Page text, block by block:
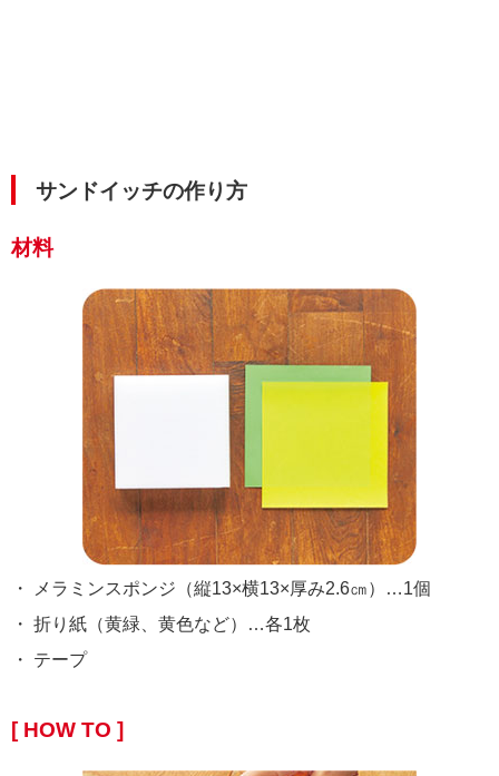
サンドイッチの作り方
材料
・ メラミンスポンジ（縦13×横13×厚み2.6㎝）…1個
・ 折り紙（黄緑、黄色など）…各1枚
・ テープ
[ HOW TO ]